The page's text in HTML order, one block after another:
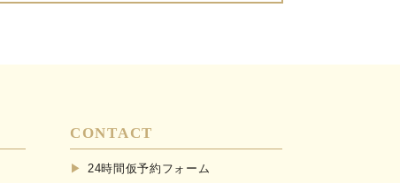
CONTACT
24時間仮予約フォーム